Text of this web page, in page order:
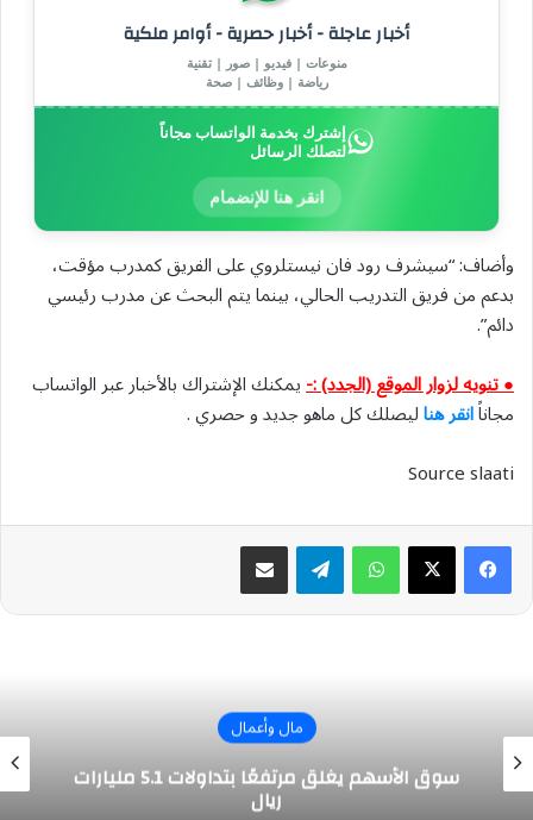
أخبار عاجلة - أخبار حصرية - أوامر ملكية
منوعات | فيديو | صور | تقنية
رياضة | وظائف | صحة
إشترك بخدمة الواتساب مجاناً
لتصلك الرسائل
انقر هنا للإنضمام
وأضاف: “سيشرف رود فان نيستلروي على الفريق كمدرب مؤقت،
بدعم من فريق التدريب الحالي، بينما يتم البحث عن مدرب رئيسي
دائم”.
● تنويه لزوار الموقع (الجدد) :-يمكنك الإشتراك بالأخبار عبر الواتساب
مجاناًانقر هناليصلك كل ماهو جديد و حصري .
Source slaati
واتسابتيلقرام مشاركة عبر البريد
مال وأعمال
سوق الأسهم يغلق مرتفعًا بتداولات 5.1 مليارات
ريال